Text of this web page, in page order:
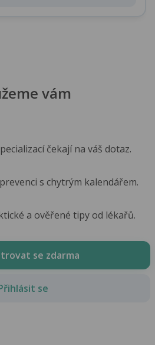
vám
čekají na váš dotaz.
s chytrým kalendářem.
a ověřené tipy od lékařů.
se zdarma
se